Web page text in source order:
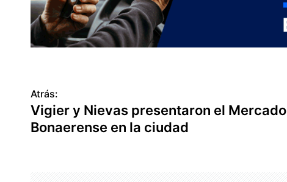
N
a
Atrás:
Vigier y Nievas presentaron el Mercado
Bonaerense en la ciudad